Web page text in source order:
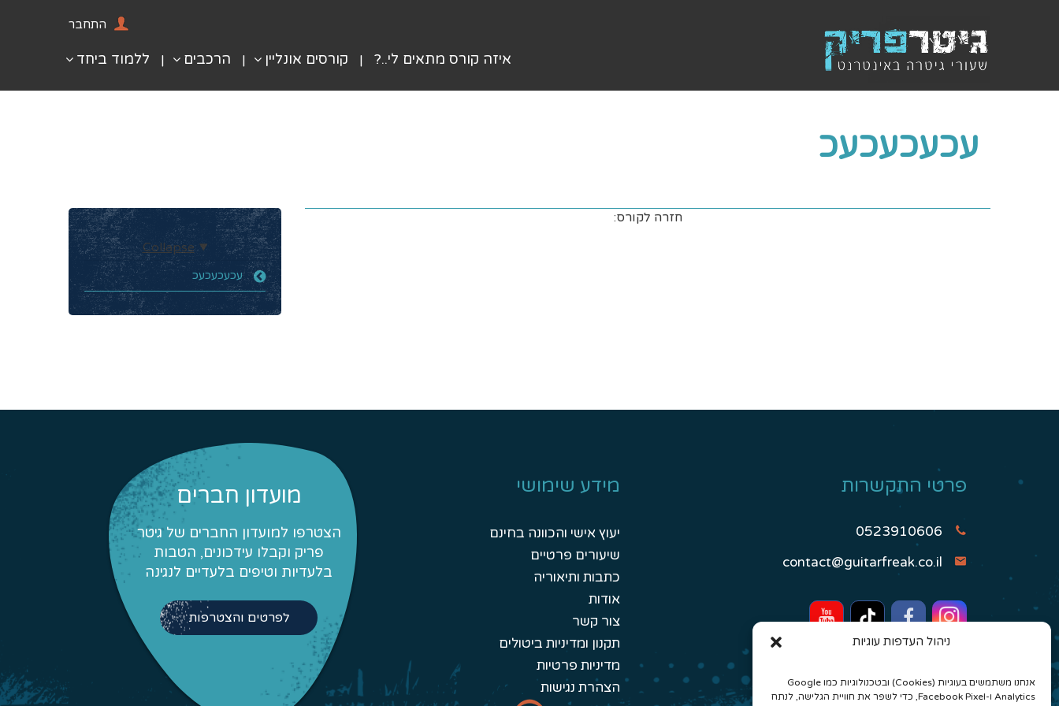
ניהול העדפות עוגיות
אנחנו משתמשים בעוגיות (Cookies) ובטכנולוגיות כמו Google
Analytics ו-Facebook Pixel, כדי לשפר את חוויית הגלישה, לנתח
התחבר
איזה קורס מתאים לי..? קורסים אונליין הרכבים ללמוד ביחד
עכעכעכעכ
חזרה לקורס:
Collapse
עכעכעכעכ
פרטי התקשרות
0523910606
contact@guitarfreak.co.il
מידע שימושי
יעוץ אישי והכוונה בחינם
שיעורים פרטיים
כתבות ותיאוריה
אודות
צור קשר
תקנון ומדיניות ביטולים
מדיניות פרטיות
הצהרת נגישות
מועדון חברים
הצטרפו למועדון החברים של גיטר
פריק וקבלו עידכונים, הטבות
בלעדיות וטיפים בלעדיים לנגינה
לפרטים והצטרפות